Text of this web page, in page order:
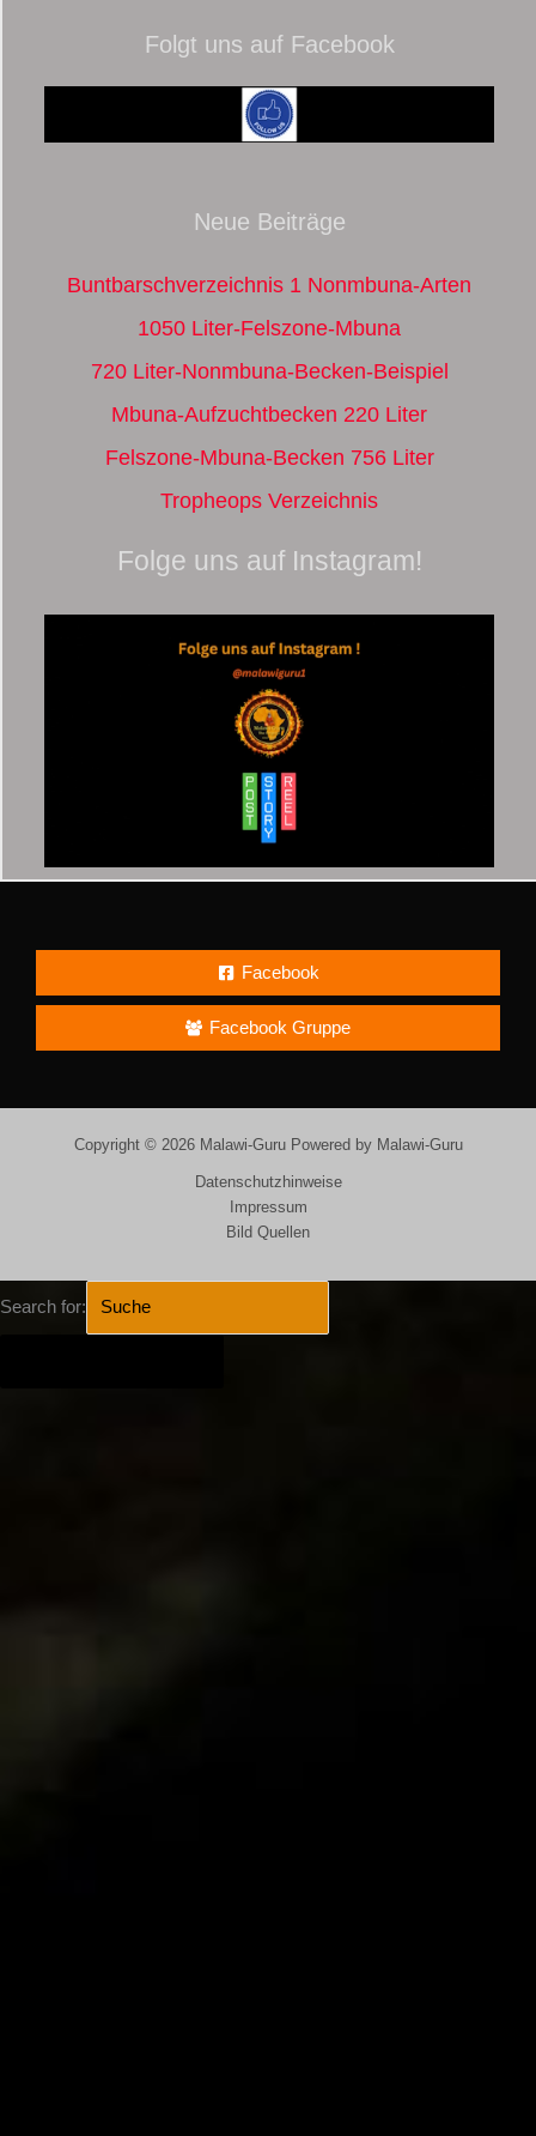
Folgt uns auf Facebook
Neue Beiträge
Buntbarschverzeichnis 1 Nonmbuna-Arten
1050 Liter-Felszone-Mbuna
720 Liter-Nonmbuna-Becken-Beispiel
Mbuna-Aufzuchtbecken 220 Liter
Felszone-Mbuna-Becken 756 Liter
Tropheops Verzeichnis
Folge uns auf Instagram!
Facebook
Facebook Gruppe
Copyright © 2026 Malawi-Guru Powered by Malawi-Guru
Datenschutzhinweise
Impressum
Bild Quellen
Search for: